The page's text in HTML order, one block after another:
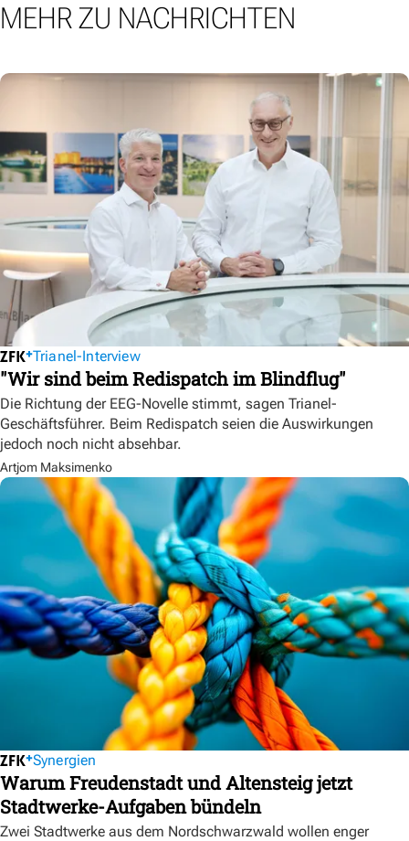
MEHR ZU NACHRICHTEN
Trianel-Interview
"Wir sind beim Redispatch im Blindflug"
Die Richtung der EEG-Novelle stimmt, sagen Trianel-
Geschäftsführer. Beim Redispatch seien die Auswirkungen
jedoch noch nicht absehbar.
Artjom Maksimenko
Synergien
Warum Freudenstadt und Altensteig jetzt
Stadtwerke-Aufgaben bündeln
Zwei Stadtwerke aus dem Nordschwarzwald wollen enger